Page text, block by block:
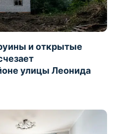
и открытые
улицы Леонида